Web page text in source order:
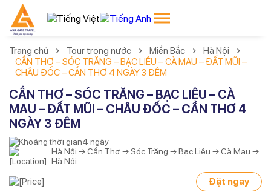
Trang chủ Tour trong nước Miền Bắc
Hà Nội
CẦN THƠ – SÓC TRĂNG – BẠC LIÊU – CÀ MAU – ĐẤT MŨI –
CHÂU ĐỐC – CẦN THƠ 4 NGÀY 3 ĐÊM
CẦN THƠ – SÓC TRĂNG – BẠC LIÊU – CÀ
MAU – ĐẤT MŨI – CHÂU ĐỐC – CẦN THƠ 4
NGÀY 3 ĐÊM
4 ngày
Hà Nội → Cần Thơ → Sóc Trăng → Bạc Liêu → Cà Mau →
Hà Nội
Đặt ngay